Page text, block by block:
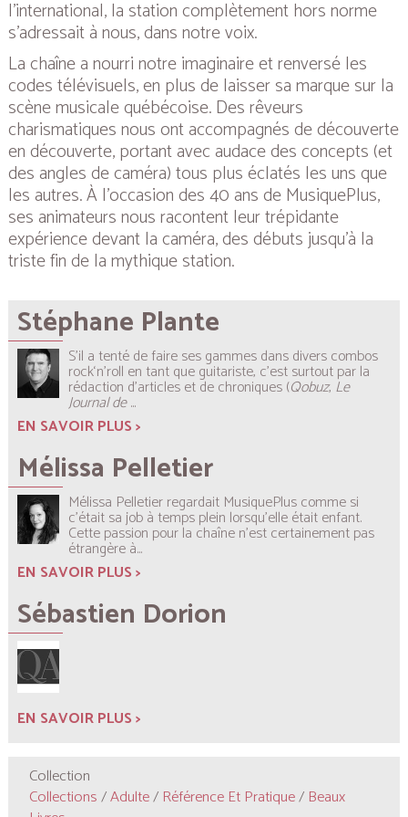
l’international, la station complètement hors norme
s’adressait à nous, dans notre voix.
La chaîne a nourri notre imaginaire et renversé les
codes télévisuels, en plus de laisser sa marque sur la
scène musicale québécoise. Des rêveurs
charismatiques nous ont accompagnés de découverte
en découverte, portant avec audace des concepts (et
des angles de caméra) tous plus éclatés les uns que
les autres. À l'occasion des 40 ans de MusiquePlus,
ses animateurs nous racontent leur trépidante
expérience devant la caméra, des débuts jusqu’à la
triste fin de la mythique station.
Stéphane Plante
S’il a tenté de faire ses gammes dans divers combos
rock‘n’roll en tant que guitariste, c’est surtout par la
rédaction d’articles et de chroniques (Qobuz, Le
Journal de...
EN SAVOIR PLUS >
Mélissa Pelletier
Mélissa Pelletier regardait MusiquePlus comme si
c’était sa job à temps plein lorsqu’elle était enfant.
Cette passion pour la chaîne n’est certainement pas
étrangère à...
EN SAVOIR PLUS >
Sébastien Dorion
EN SAVOIR PLUS >
Collection
Collections/Adulte/ Référence Et Pratique/ Beaux